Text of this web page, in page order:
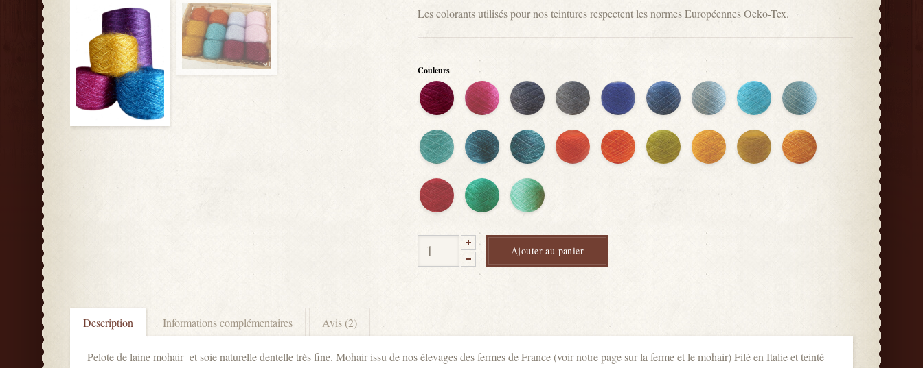
Les colorants utilisés pour nos teintures respectent les normes Européennes Oeko-Tex.
Couleurs
BOURGOGNE
ROSE
FUSHIA
GRIS
ARDOISE
GRIS
ACIER
BLEU
KLEIN
BLEU
COBALT
BLEU
BALTIQUE
BLEU
CARAÏBE
BLEU
MYOSOTIS
BLEU
MENTHE
BLEU
COL
VERT
BLEU
PAON
ORANGEORANGEJAUNE JAUNE MOUTARDEJAUNE
ROUGE
VERT
PERROQUET
VERT
Ajouter au panier
Description Informations complémentaires Avis (2)
Pelote de laine mohair et soie naturelle dentelle très fine. Mohair issu de nos élevages des fermes de France (voir notre page sur la ferme et le mohair) Filé en Italie et teinté